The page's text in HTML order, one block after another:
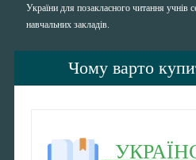
України для позакласного читання учнів
навчальних закладів.
Чому варто